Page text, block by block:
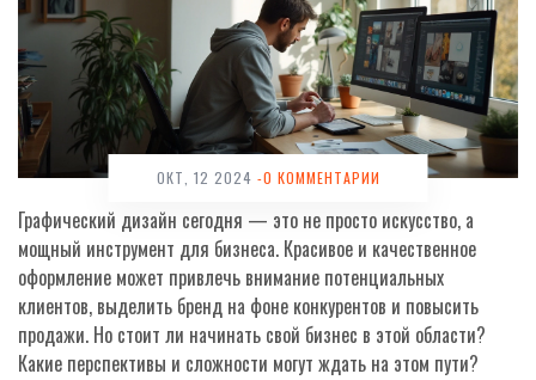
ОКТ, 12 2024 -0 КОММЕНТАРИИ
Графический дизайн сегодня — это не просто искусство, а
мощный инструмент для бизнеса. Красивое и качественное
оформление может привлечь внимание потенциальных
клиентов, выделить бренд на фоне конкурентов и повысить
продажи. Но стоит ли начинать свой бизнес в этой области?
Какие перспективы и сложности могут ждать на этом пути?